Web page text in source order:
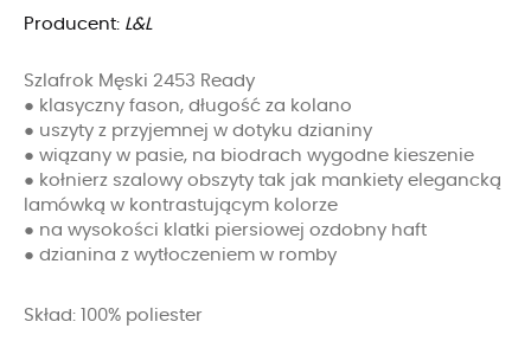
Producent: L&L
Szlafrok Męski 2453 Ready
● klasyczny fason, długość za kolano
● uszyty z przyjemnej w dotyku dzianiny
● wiązany w pasie, na biodrach wygodne kieszenie
● kołnierz szalowy obszyty tak jak mankiety elegancką
lamówką w kontrastującym kolorze
● na wysokości klatki piersiowej ozdobny haft
● dzianina z wytłoczeniem w romby
Skład: 100% poliester